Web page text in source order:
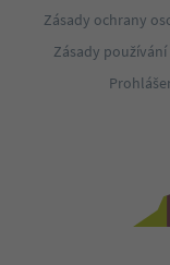
Zásady ochrany
Zásady